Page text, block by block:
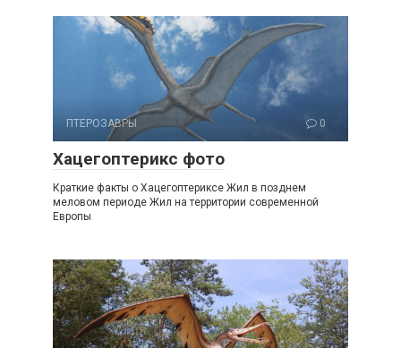
ПТЕРОЗАВРЫ 0
Хацегоптерикс фото
Краткие факты о Хацегоптериксе Жил в позднем
меловом периоде Жил на территории современной
Европы